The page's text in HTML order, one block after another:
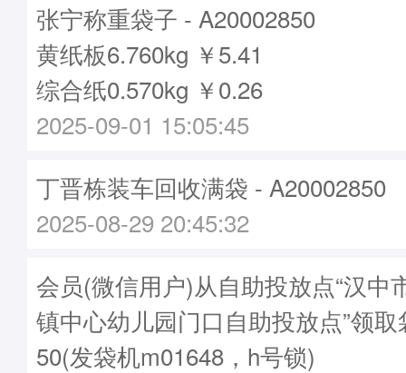
张宁称重袋子 - A20002850
黄纸板6.760kg ￥5.41
综合纸0.570kg ￥0.26
2025-09-01 15:05:45
丁晋栋装车回收满袋 - A20002850
2025-08-29 20:45:32
会员(微信用户)从自助投放点“汉中
镇中心幼儿园门口自助投放点”领
50(发袋机m01648，h号锁)